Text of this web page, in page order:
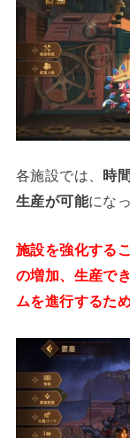
各施設では、 時
生産が可能にな
施設を強化する
の増加、生産で
ムを進行するた